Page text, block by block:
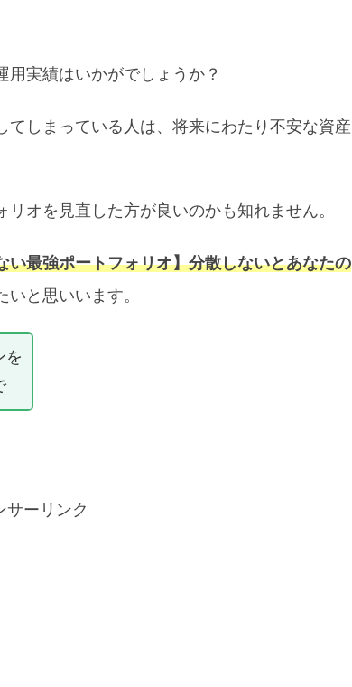
実績はいかがでしょうか？
しまっている人は、将来にわたり不安な資産
オを見直した方が良いのかも知れません。
い最強ポートフォリオ】分散しないとあなたの
と思いいます。
を
サーリンク